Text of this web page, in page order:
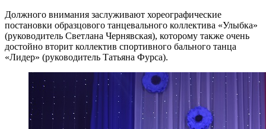
Должного внимания заслуживают хореографические
постановки образцового танцевального коллектива «Улыбка»
(руководитель Светлана Чернявская), которому также очень
достойно вторит коллектив спортивного бального танца
«Лидер» (руководитель Татьяна Фурса).